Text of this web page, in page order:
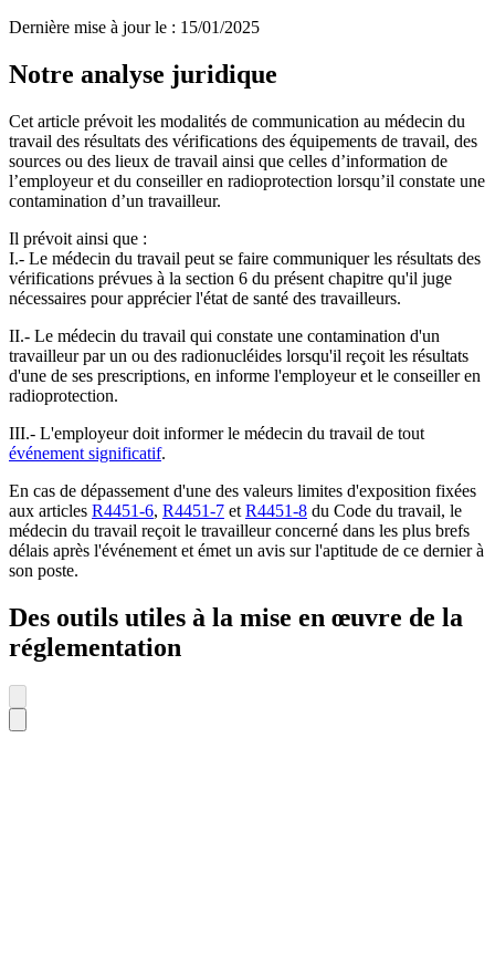
Dernière mise à jour le : 15/01/2025
Notre analyse juridique
Cet article prévoit les modalités de communication au médecin du
travail des résultats des vérifications des équipements de travail, des
sources ou des lieux de travail ainsi que celles d’information de
l’employeur et du conseiller en radioprotection lorsqu’il constate une
contamination d’un travailleur.
Il prévoit ainsi que :
I.- Le médecin du travail peut se faire communiquer les résultats des
vérifications prévues à la section 6 du présent chapitre qu'il juge
nécessaires pour apprécier l'état de santé des travailleurs.
II.- Le médecin du travail qui constate une contamination d'un
travailleur par un ou des radionucléides lorsqu'il reçoit les résultats
d'une de ses prescriptions, en informe l'employeur et le conseiller en
radioprotection.
III.- L'employeur doit informer le médecin du travail de tout
événement significatif.
En cas de dépassement d'une des valeurs limites d'exposition fixées
aux articles R4451-6, R4451-7 et R4451-8 du Code du travail, le
médecin du travail reçoit le travailleur concerné dans les plus brefs
délais après l'événement et émet un avis sur l'aptitude de ce dernier à
son poste.
Des outils utiles à la mise en œuvre de la
réglementation